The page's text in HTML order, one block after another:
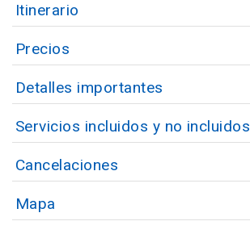
Itinerario
Precios
Detalles importantes
Servicios incluidos y no incluidos
Cancelaciones
Mapa